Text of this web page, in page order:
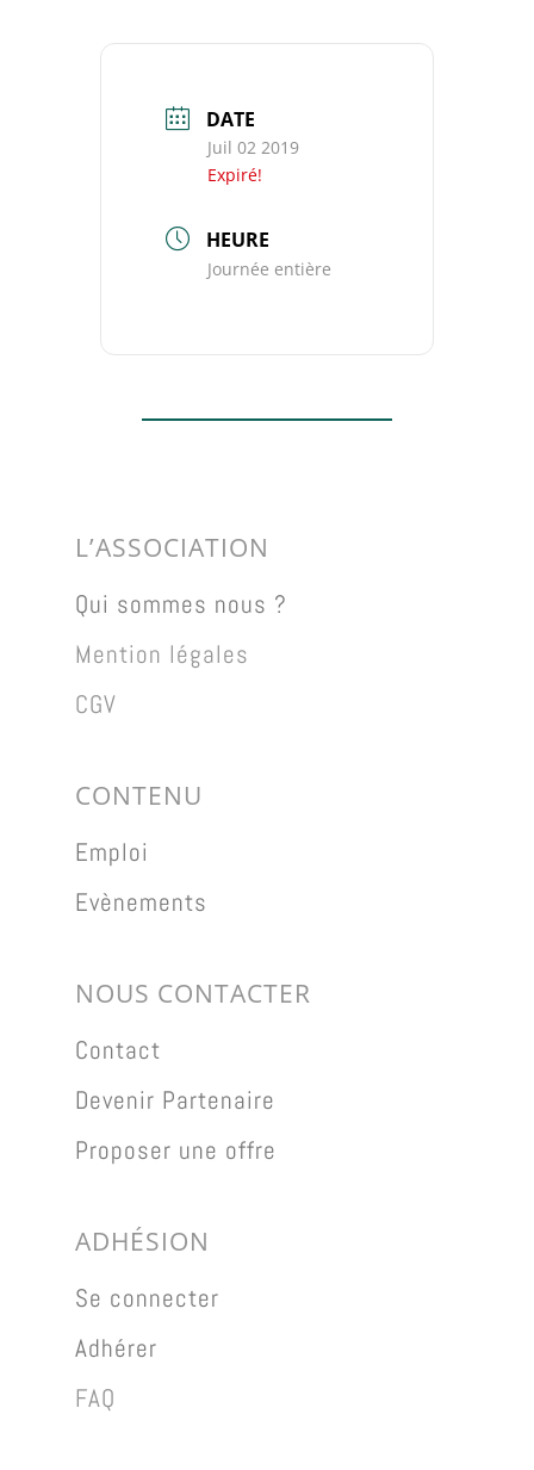
DATE
Juil 02 2019
Expiré!
HEURE
Journée entière
L’ASSOCIATION
Qui sommes nous ?
Mention légales
CGV
CONTENU
Emploi
Evènements
NOUS CONTACTER
Contact
Devenir Partenaire
Proposer une offre
ADHÉSION
Se connecter
Adhérer
FAQ